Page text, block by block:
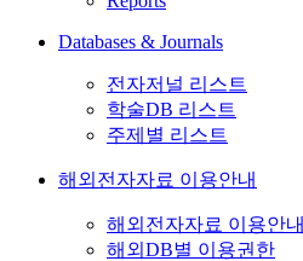
Databases & Journals
전자저널 리스트
학술DB 리스트
주제별 리스트
해외전자자료 이용안내
해외전자자료 이용안내
해외DB별 이용권한